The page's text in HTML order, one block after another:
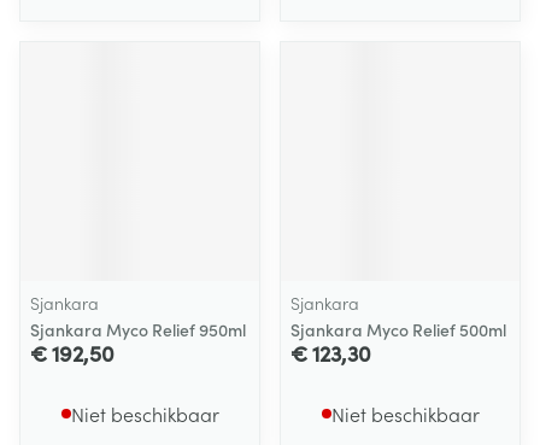
Sjankara
Sjankara Myco Relief 950ml
€ 192,50
Niet beschikbaar
Sjankara
Sjankara Myco Relief 500ml
€ 123,30
Niet beschikbaar